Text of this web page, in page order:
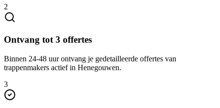
2
Ontvang tot 3 offertes
Binnen 24-48 uur ontvang je gedetailleerde offertes van
trappenmakers actief in Henegouwen.
3